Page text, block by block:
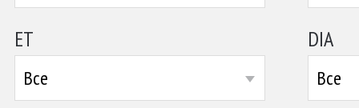
ET
Все
DIA
Все